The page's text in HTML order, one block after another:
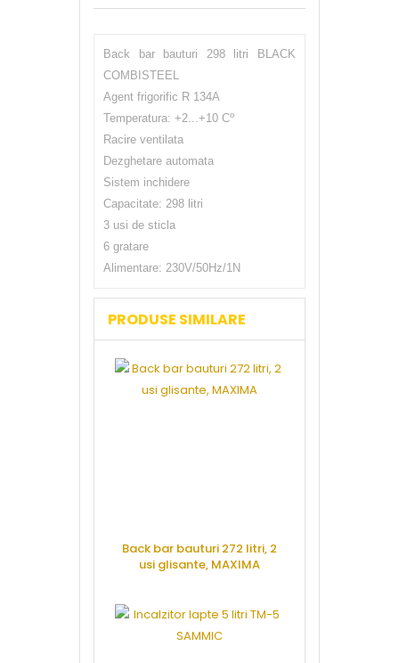
Back bar bauturi 298 litri BLACK
COMBISTEEL
Agent frigorific R 134A
Temperatura: +2...+10 Co
Racire ventilata
Dezghetare automata
Sistem inchidere
Capacitate: 298 litri
3 usi de sticla
6 gratare
Alimentare: 230V/50Hz/1N
PRODUSE SIMILARE
Back bar bauturi 272 litri, 2
usi glisante, MAXIMA